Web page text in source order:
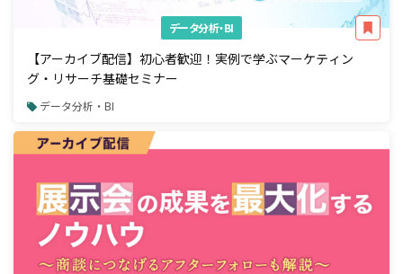
データ分析・BI
【アーカイブ配信】初心者歓迎！実例で学ぶマーケティン
グ・リサーチ基礎セミナー
データ分析・BI